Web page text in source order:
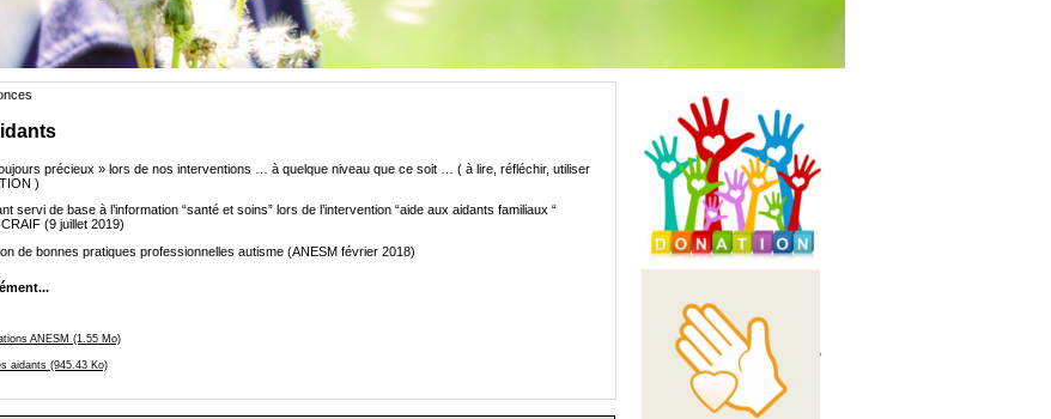
précieux » lors de nos interventions … à quelque niveau que ce soit … ( à lire, réfléchir, utiliser
)
servi de base à l’information “santé et soins” lors de l’intervention “aide aux aidants familiaux “
(9 juillet 2019)
de bonnes pratiques professionnelles autisme (ANESM février 2018)
ANESM (1.55 Mo)
aidants (945.43 Ko)